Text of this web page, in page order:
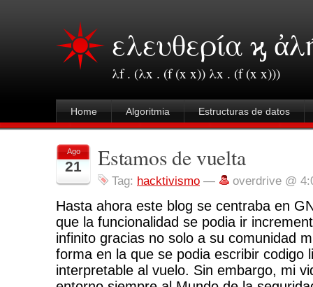
ελευθερία ϗ
λf . (λx . (f (x x)) λx . (f (x x)))
Home Algoritmia Estructuras de datos
Ago
21 Estamos de vuelta
Tag: hacktivismo — overdrive @
Hasta ahora este blog se centraba en
que la funcionalidad se podia ir
infinito gracias no solo a su comunidad
forma en la que se podia escribir codigo
interpretable al vuelo. Sin embargo, mi